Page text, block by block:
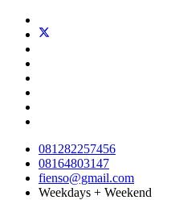
081282257456
08164803147
fienso@gmail.com
Weekdays + Weekend